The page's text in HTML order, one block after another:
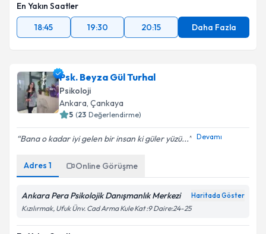
En Yakın Saatler
18:45
19:30 20:15 Daha Fazla
Psk. Beyza Gül Turhal
Psikoloji
Ankara, Çankaya
5 (23 Değerlendirme)
Bana o kadar iyi gelen bir insan ki güler yüzü... Devamı
Adres 1 Online Görüşme
Ankara Pera Psikolojik Danışmanlık Merkezi Haritada Göster
Kızılırmak, Ufuk Ünv. Cad Arma Kule Kat :9 Daire:24-25